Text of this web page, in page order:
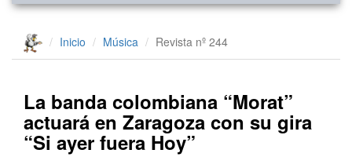
Inicio Música Revista nº 244
La banda colombiana “Morat”
actuará en Zaragoza con su gira
“Si ayer fuera Hoy”